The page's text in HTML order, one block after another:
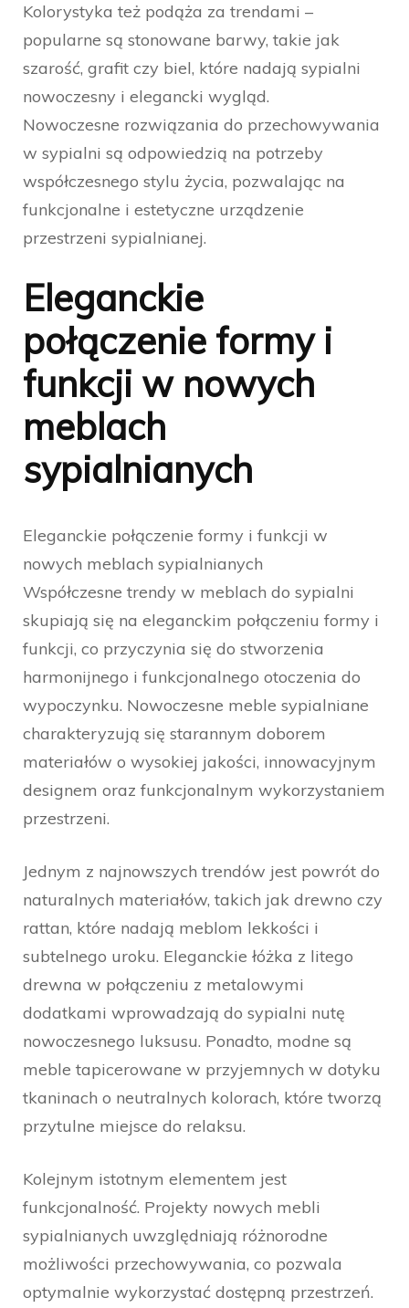
Kolorystyka też podąża za trendami –
popularne są stonowane barwy, takie jak
szarość, grafit czy biel, które nadają sypialni
nowoczesny i elegancki wygląd.
Nowoczesne rozwiązania do przechowywania
w sypialni są odpowiedzią na potrzeby
współczesnego stylu życia, pozwalając na
funkcjonalne i estetyczne urządzenie
przestrzeni sypialnianej.
Eleganckie
połączenie formy i
funkcji w nowych
meblach
sypialnianych
Eleganckie połączenie formy i funkcji w
nowych meblach sypialnianych
Współczesne trendy w meblach do sypialni
skupiają się na eleganckim połączeniu formy i
funkcji, co przyczynia się do stworzenia
harmonijnego i funkcjonalnego otoczenia do
wypoczynku. Nowoczesne meble sypialniane
charakteryzują się starannym doborem
materiałów o wysokiej jakości, innowacyjnym
designem oraz funkcjonalnym wykorzystaniem
przestrzeni.
Jednym z najnowszych trendów jest powrót do
naturalnych materiałów, takich jak drewno czy
rattan, które nadają meblom lekkości i
subtelnego uroku. Eleganckie łóżka z litego
drewna w połączeniu z metalowymi
dodatkami wprowadzają do sypialni nutę
nowoczesnego luksusu. Ponadto, modne są
meble tapicerowane w przyjemnych w dotyku
tkaninach o neutralnych kolorach, które tworzą
przytulne miejsce do relaksu.
Kolejnym istotnym elementem jest
funkcjonalność. Projekty nowych mebli
sypialnianych uwzględniają różnorodne
możliwości przechowywania, co pozwala
optymalnie wykorzystać dostępną przestrzeń.